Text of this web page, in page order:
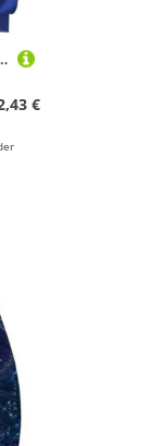
Hoodie for 11-13 Jahre(Style-5,130)
€